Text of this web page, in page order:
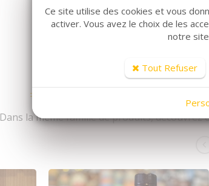
Dans la même famille de produits,
Ce site utilise des cookies et vous
activer. Vous avez le choix de les
notre
Tout Refuser